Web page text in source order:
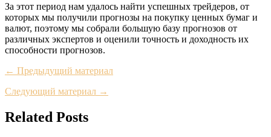
За этот период нам удалось найти успешных трейдеров, от
которых мы получили прогнозы на покупку ценных бумаг и
валют, поэтому мы собрали большую базу прогнозов от
различных экспертов и оценили точность и доходность их
способности прогнозов.
← Предыдущий материал
Следующий материал →
Related Posts